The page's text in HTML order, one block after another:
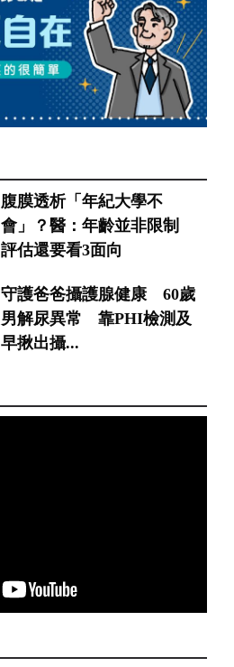
腹膜透析「年紀大學不
會」？醫：年齡並非限制
評估還要看3面向
守護爸爸攝護腺健康 60歲
男解尿異常 靠PHI檢測及
早揪出攝...